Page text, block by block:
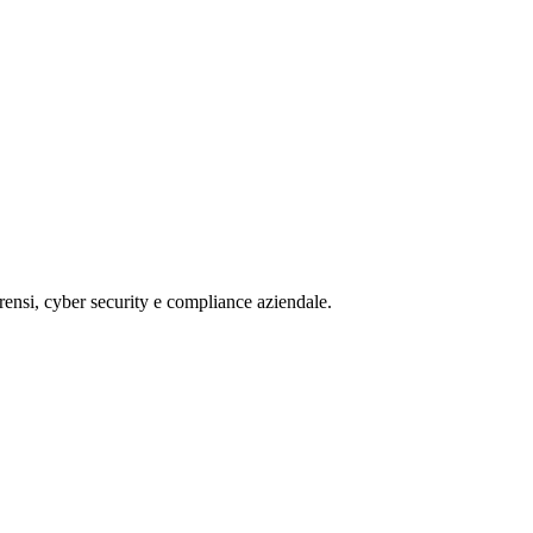
cyber security e compliance aziendale.